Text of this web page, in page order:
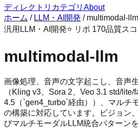
ディレクトリ カテゴリ About
ホーム / LLM・AI開発 / multimodal-llm
汎用 LLM・AI開発⭐ リポ 170品質ス
multimodal-llm
画像処理、音声の文字起こし、音声
（Kling v3、Sora 2、Veo 3.1 std/
4.5（`gen4_turbo`経由））、マルチ
の構築に対応しています。ビジョン
びマルチモーダルLLM統合パターン